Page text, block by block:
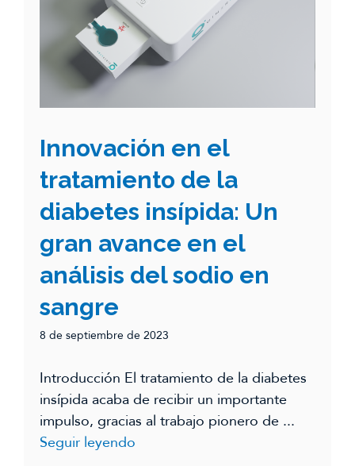
Innovación en el
tratamiento de la
diabetes insípida: Un
gran avance en el
análisis del sodio en
sangre
8 de septiembre de 2023
Introducción El tratamiento de la diabetes
insípida acaba de recibir un importante
impulso, gracias al trabajo pionero de ...
Seguir leyendo